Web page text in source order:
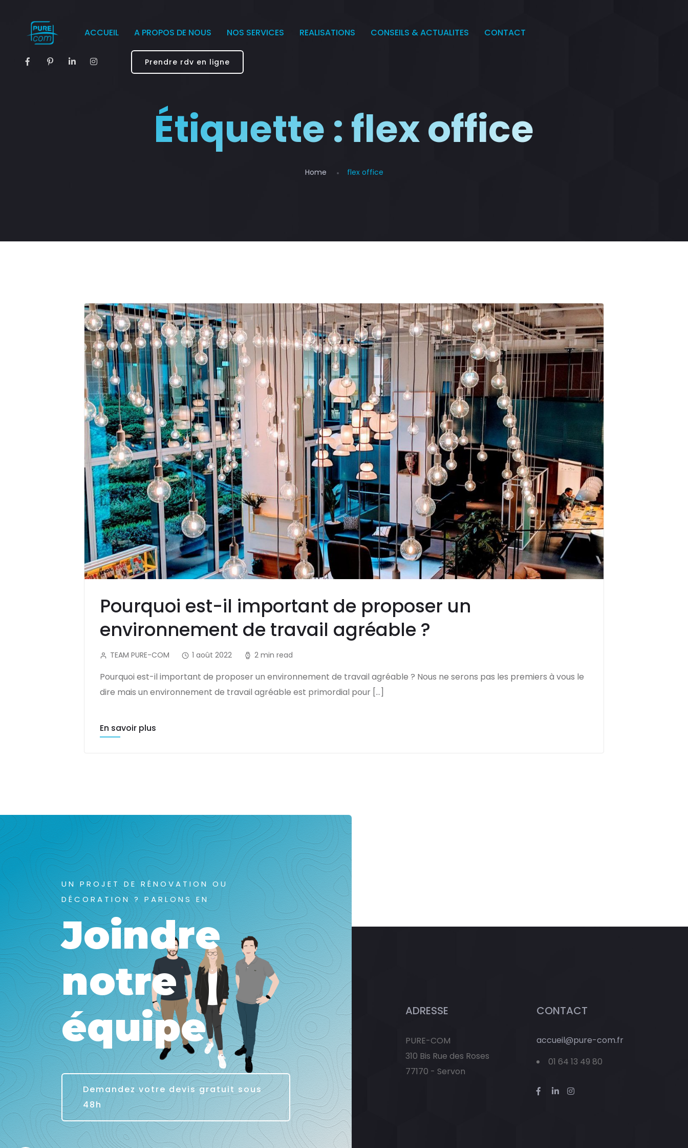
ACCUEIL A PROPOS DE NOUS NOS SERVICES REALISATIONS CONSEILS & ACTUALITES CONTACT
Prendre rdv en ligne
Étiquette :flex office
Home flex office
Pourquoi est-il important de proposer un
environnement de travail agréable ?
TEAM PURE-COM 1 août 2022 2 min read
Pourquoi est-il important de proposer un environnement de travail agréable ? Nous ne serons pas les premiers à vous le
dire mais un environnement de travail agréable est primordial pour […]
En savoir plus
UN PROJET DE RÉNOVATION OU
DÉCORATION ? PARLONS EN
Joindre
notre
équipe
Demandez votre devis gratuit sous
48h
ADRESSE
PURE-COM
310 Bis Rue des Roses
77170 - Servon
CONTACT
accueil@pure-com.fr
01 64 13 49 80